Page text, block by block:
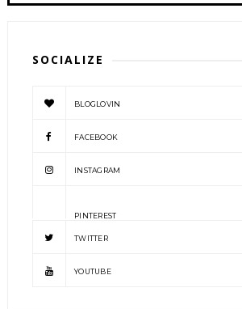
SOCIALIZE
BLOGLOVIN
FACEBOOK
INSTAGRAM
PINTEREST
TWITTER
YOUTUBE